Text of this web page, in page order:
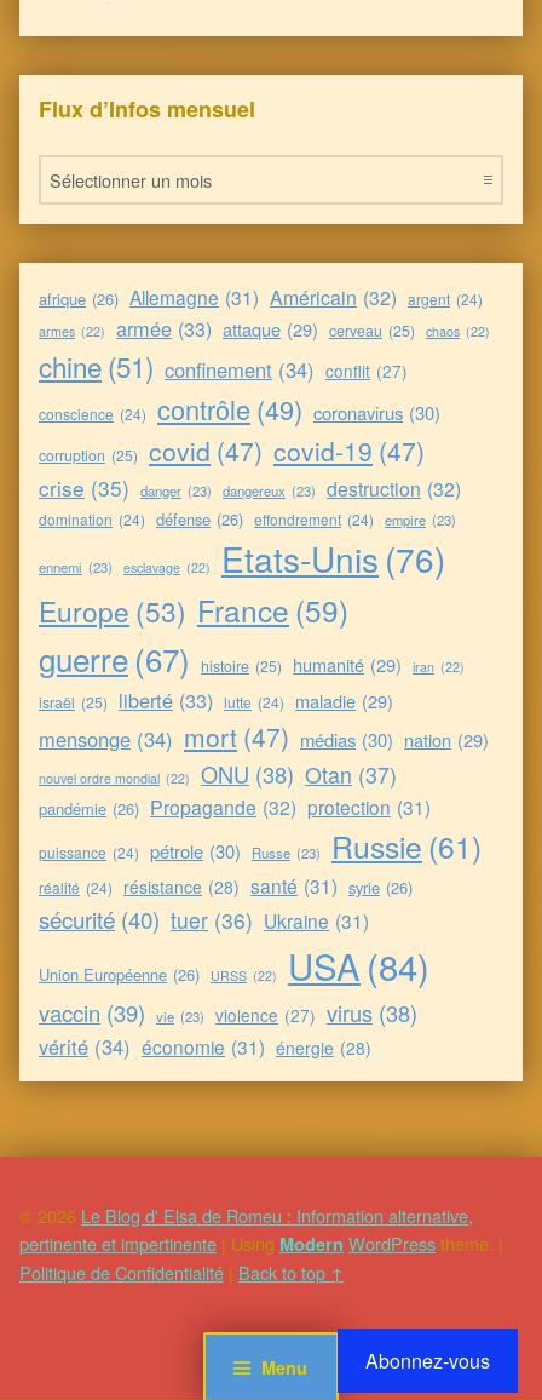
Menu
Flux d’Infos mensuel
Flux d’Infos mensuel
afrique (26) Allemagne (31) Américain (32) argent (24)
armes (22) armée (33) attaque (29) cerveau (25) chaos (22)
chine(51) confinement (34) conflit (27)
conscience (24) contrôle (49) coronavirus (30)
corruption (25) covid (47) covid-19 (47)
crise (35) danger (23) dangereux (23) destruction (32)
domination (24) défense (26) effondrement (24) empire (23)
ennemi (23) esclavage (22) Etats-Unis (76)
Europe (53) France (59)
guerre(67) histoire (25) humanité (29) iran (22)
israël (25) liberté (33) lutte (24) maladie (29)
mensonge (34) mort (47) médias (30) nation (29)
nouvel ordre mondial (22) ONU (38) Otan (37)
pandémie (26) Propagande (32) protection (31)
puissance (24) pétrole (30) Russe (23) Russie (61)
réalité (24) résistance (28) santé (31) syrie (26)
sécurité (40) tuer (36) Ukraine (31)
Union Européenne (26) URSS (22) USA(84)
vaccin (39) vie (23) violence (27) virus (38)
vérité (34) économie (31) énergie (28)
© 2026 Le Blog d' Elsa de Romeu : Information alternative,
pertinente et impertinente | Using Modern WordPresstheme. |
Politique de Confidentialité | Back to top ↑
Abonnez-vous